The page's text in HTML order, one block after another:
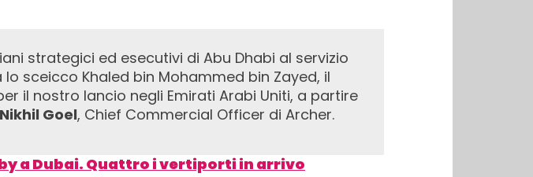
sceicco Khaled bin Mohammed bin Zayed, il
il nostro lancio negli Emirati Arabi Uniti, a partire
Nikhil Goel, Chief Commercial Officer di Archer.
a Dubai. Quattro i vertiporti in arrivo